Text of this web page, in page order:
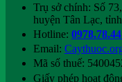
Trụ sở chính: Số
huyện Tân Lạc,
Hotline:
Email:
Mã số thuế:
Giấy phép hoạt